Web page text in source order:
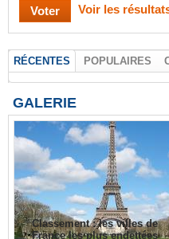
Voir les
RÉCENTES POPULAIRES
GALERIE
Classement : les villes de
France les plus endettées